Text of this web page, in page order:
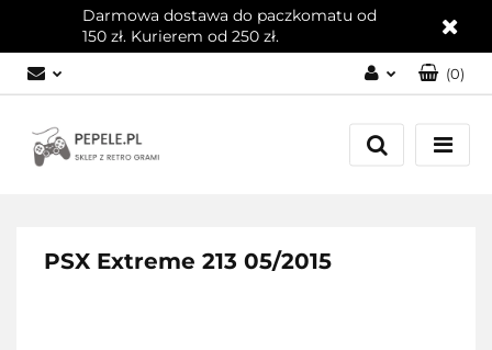
Darmowa dostawa do paczkomatu od
150 zł. Kurierem od 250 zł.
Zaloguj się
Załóż konto
(0)
PSX Extreme 213 05/2015